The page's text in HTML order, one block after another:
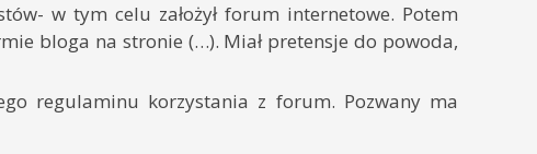
w tym celu założył forum internetowe. Potem
bloga na stronie (…). Miał pretensje do powoda,
regulaminu korzystania z forum. Pozwany ma